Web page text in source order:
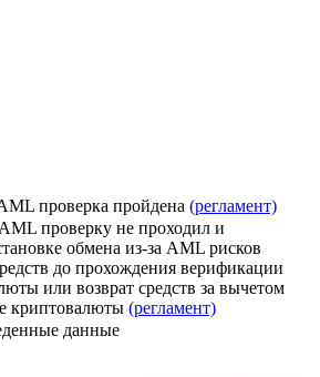
проверка пройдена (регламент)
проверку не проходил и
обмена из-за AML рисков
до прохождения верификации
или возврат средств за вычетом
криптовалюты (регламент)
данные